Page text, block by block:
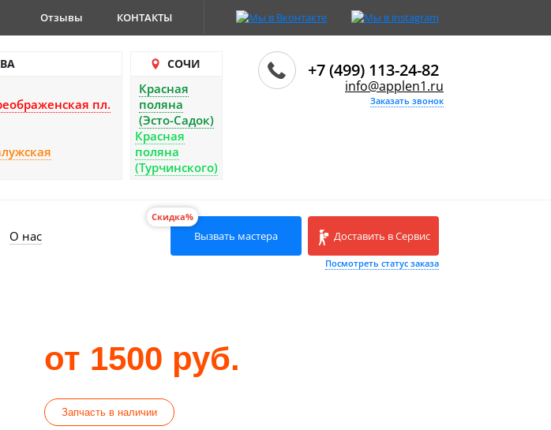
Отзывы КОНТАКТЫ
пл.
СОЧИ
Красная
поляна
(Эсто-Садок)
Красная
поляна
(Турчинского)
+7 (499) 113-24-82
info@applen1.ru
Заказать звонок
О нас
Скидка%
Вызвать мастера Доставить в Сервис
Посмотреть статус заказа
от 1500 руб.
Запчасть в наличии